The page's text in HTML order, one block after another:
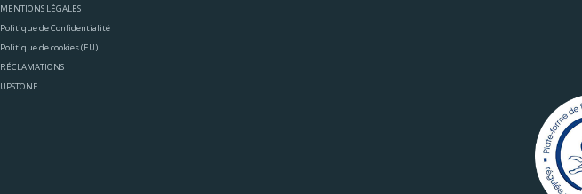
MENTIONS LÉGALES
Politique de Confidentialité
Politique de cookies (EU)
RÉCLAMATIONS
UPSTONE